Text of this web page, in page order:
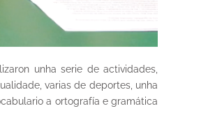
unha serie de actividades,
varias de deportes, unha
a ortografía e gramática